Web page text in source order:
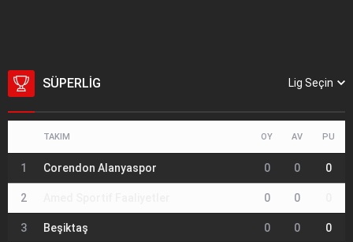
SÜPERLIG Lig Seçin
TAKIM OY AV PU
1 Corendon Alanyaspor 0 0 0
2 0 0
3 Beşiktaş 0 0 0